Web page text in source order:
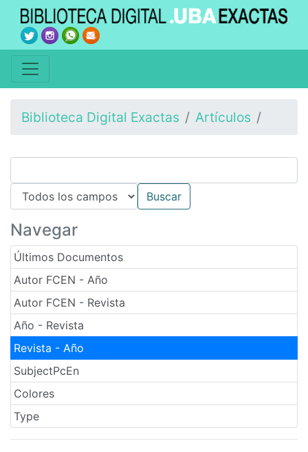
Biblioteca Digital Exactas Artículos
Navegar
Últimos Documentos
Autor FCEN - Año
Autor FCEN - Revista
Año - Revista
Revista - Año
SubjectPcEn
Colores
Type